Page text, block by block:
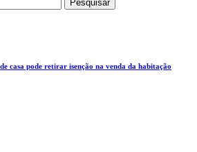
casa pode retirar isenção na venda da habitação